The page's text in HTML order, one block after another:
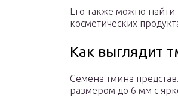
Его также можно найти
косметических
Как выглядит
Семена тмина
размером до 6 мм с